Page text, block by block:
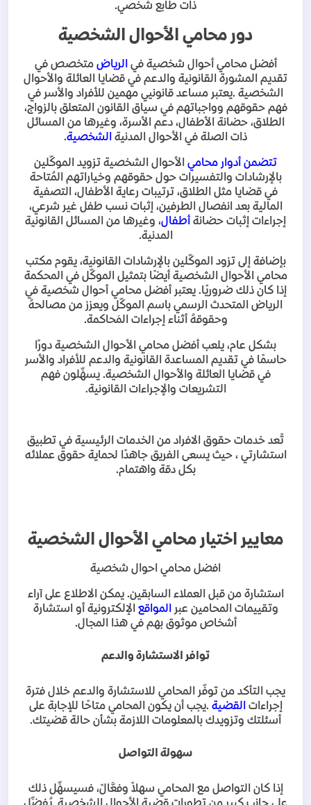
ذات طابع شخصي.
دور محامي الأحوال الشخصية
أفضل محامي أحوال شخصية فيالرياضمتخصص في
تقديم المشورة القانونية والدعم في قضايا العائلة والأحوال
الشخصية .يعتبر مساعد قانونيي مهمين للأفراد والأسر في
فهم حقوقهم وواجباتهم في سياق القانون المتعلق بالزواج،
الطلاق، حضانة الأطفال، دعم الأسرة، وغيرها من المسائل
ذات الصلة في الأحوال المدنية الشخصية.
تتضمن أدوار محامي الأحوال الشخصية تزويد الموكّلين
بالإرشادات والتفسيرات حول حقوقهم وخياراتهم المُتاحة
في قضايا مثل الطلاق، ترتيبات رعاية الأطفال، التصفية
المالية بعد انفصال الطرفين، إثبات نسب طفل غير شرعي،
إجراءات إثبات حضانة أطفال، وغيرها من المسائل القانونية
المدنية.
بإضافة إلى تزود الموكّلين بالإرشادات القانونية، يقوم مكتب
محامي الأحوال الشخصية أيضًا بتمثيل الموكّل في المحكمة
إذا كان ذلك ضروريًا. يعتبر أفضل محامي أحوال شخصية في
الرياض المتحدث الرسمي باسم الموكّل ويعزز من مصالحهُ
وحقوقهُ أثناء إجراءات المَحاكمة.
بشكل عام، يلعب أفضل محامي الأحوال الشخصية دورًا
حاسمًا في تقديم المساعدة القانونية والدعم للأفراد والأسر
في قضايا العائلة والأحوال الشخصية. يسهِّلون فهم
التشريعات والإجراءات القانونية.
تًعد خدمات حقوق الافراد من الخدمات الرئيسية في تطبيق
استشارتي ، حيث يسعى الفريق جاهدًا لحماية حقوق عملائه
بكل دقة واهتمام.
معايير اختيار محامي الأحوال الشخصية
افضل محامي احوال شخصية
استشارة من قبل العملاء السابقين. يمكن الاطلاع على آراء
وتقييمات المحامين عبرالمواقع الإلكترونية أو استشارة
أشخاص موثوق بهم في هذا المجال.
توافر الاستشارة والدعم
يجب التأكد من توفّر المحامي للاستشارة والدعم خلال فترة
إجراءاتالقضية .يجب أن يكون المحامي متاحًا للإجابة على
أسئلتك وتزويدك بالمعلومات اللازمة بشأن حالة قضيتك.
سهولة التواصل
إذا كان التواصل مع المحامي سهلاً وفعَّالً، فسيسهِّل ذلك